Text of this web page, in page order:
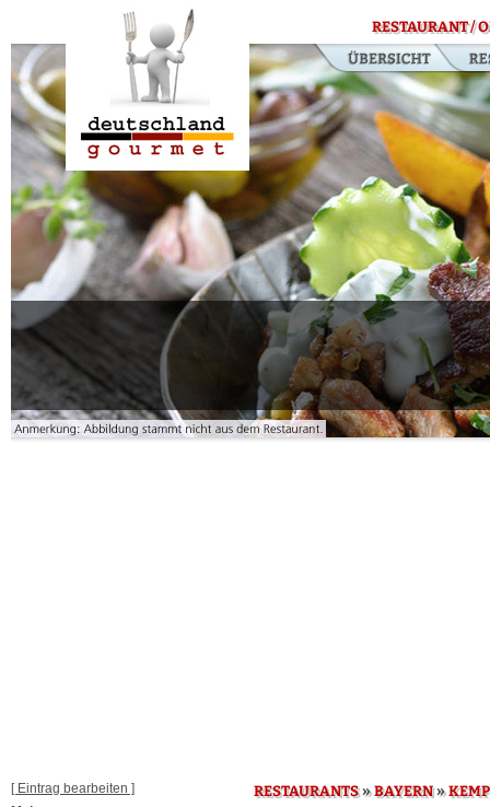
RESTAURANT /
[ Eintrag bearbeiten ]
RESTAURANTS»BAYERN»